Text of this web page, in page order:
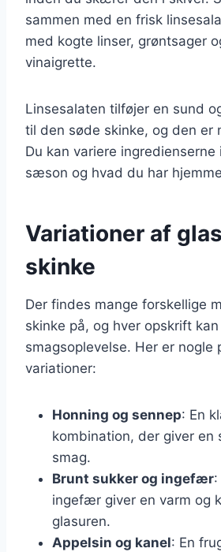
sammen med en frisk
med kogte linser, grøntsager
vinaigrette.
Linsesalaten tilføjer en sund
til den søde skinke, og den er
Du kan variere
sæson og hvad du har
Variationer af
skinke
Der findes mange forskellige
skinke på, og hver opskrift
smagsoplevelse. Her er nogle
variationer:
Honning og sennep: En
kombination, der giver en
smag.
Brunt sukker og ingefær
ingefær giver en varm og
glasuren.
Appelsin og kanel: En